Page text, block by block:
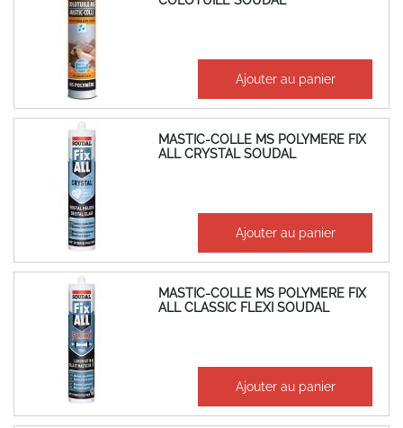
17,45 €
14,54 € Ajouter au panier
MASTIC-COLLE MS POLYMERE FIX
ALL CRYSTAL SOUDAL
42,27 €
35,22 € Ajouter au panier
MASTIC-COLLE MS POLYMERE FIX
ALL CLASSIC FLEXI SOUDAL
32,26 €
26,88 € Ajouter au panier